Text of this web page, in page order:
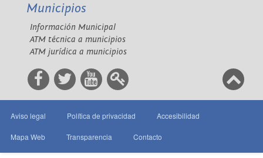
Municipios
Información Municipal
ATM técnica a municipios
ATM jurídica a municipios
Aviso legal Política de privacidad Accesibilidad
Mapa Web Transparencia Contacto